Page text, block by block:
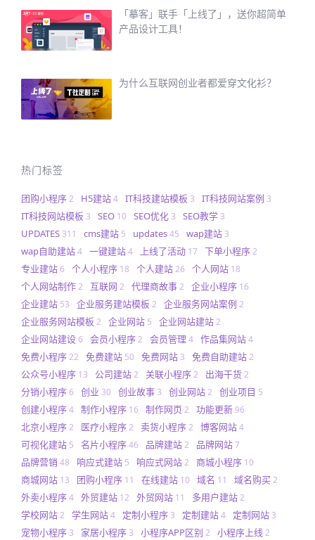
「摹客」联手「上线了」，送你超简单
产品设计工具！
为什么互联网创业者都爱穿文化衫？
热门标签
团购小程序2 H5建站4 IT科技建站模板 3 IT科技网站案例 3
IT科技网站模板 3 SEO 10 SEO优化 3 SEO教学 3
UPDATES 311 cms建站 5 updates45 wap建站 3
wap自助建站4 一键建站4 上线了活动 17 下单小程序2
专业建站6 个人小程序 18 个人建站26 个人网站 18
个人网站制作2 互联网 2 代理商故事2 企业小程序 16
企业建站 53 企业服务建站模板 2 企业服务网站案例 2
企业服务网站模板 2 企业网站 5 企业网站建站2
企业网站建设6 会员小程序2 会员管理 4 作品集网站4
免费小程序22 免费建站 50 免费网站 3 免费自助建站2
公众号小程序 13 公司建站2 关联小程序2 出海干货2
分销小程序6 创业 30 创业故事 3 创业网站2 创业项目 5
创建小程序4 制作小程序 16 制作网页 2 功能更新96
北京小程序2 医疗小程序2 卖货小程序2 博客网站4
可视化建站 5 名片小程序46 品牌建站2 品牌网站7
品牌营销 48 响应式建站 5 响应式网站2 商城小程序 10
商城网站 13 团购小程序 11 在线建站 10 域名 11 域名购买2
外卖小程序4 外贸建站 12 外贸网站 11 多用户建站2
学校网站2 学生网站4 定制小程序 3 定制建站4 定制网站 3
宠物小程序 3 家居小程序 3 小程序APP区别 2 小程序上线 2